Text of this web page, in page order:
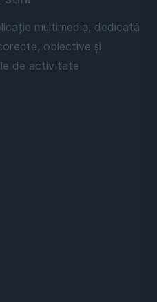
multimedia, dedicată
obiective și
de activitate